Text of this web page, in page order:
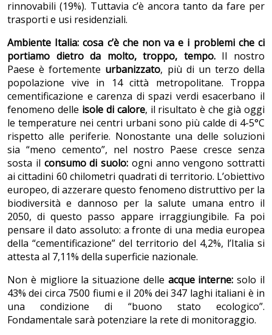
rinnovabili (19%). Tuttavia c’è ancora tanto da fare per
trasporti e usi residenziali.
Ambiente Italia: cosa c’è che non va e i problemi che ci
portiamo dietro da molto, troppo, tempo. Il nostro
Paese è fortemente urbanizzato, più di un terzo della
popolazione vive in 14 città metropolitane. Troppa
cementificazione e carenza di spazi verdi esacerbano il
fenomeno delle isole di calore, il risultato è che già oggi
le temperature nei centri urbani sono più calde di 4-5°C
rispetto alle periferie. Nonostante una delle soluzioni
sia “meno cemento”, nel nostro Paese cresce senza
sosta il consumo di suolo: ogni anno vengono sottratti
ai cittadini 60 chilometri quadrati di territorio. L’obiettivo
europeo, di azzerare questo fenomeno distruttivo per la
biodiversità e dannoso per la salute umana entro il
2050, di questo passo appare irraggiungibile. Fa poi
pensare il dato assoluto: a fronte di una media europea
della “cementificazione” del territorio del 4,2%, l’Italia si
attesta al 7,11% della superficie nazionale.
Non è migliore la situazione delle acque interne:solo il
43% dei circa 7500 fiumi e il 20% dei 347 laghi italiani è in
una condizione di “buono stato ecologico”.
Fondamentale sarà potenziare la rete di monitoraggio.